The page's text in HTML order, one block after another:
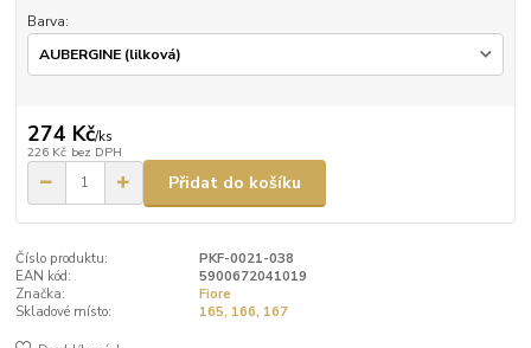
Barva:
274 Kč/ks
226 Kč bez DPH
Přidat do košíku
Číslo produktu:
PKF-0021-038
EAN kód:
5900672041019
Značka:
Fiore
Skladové místo:
165, 166, 167